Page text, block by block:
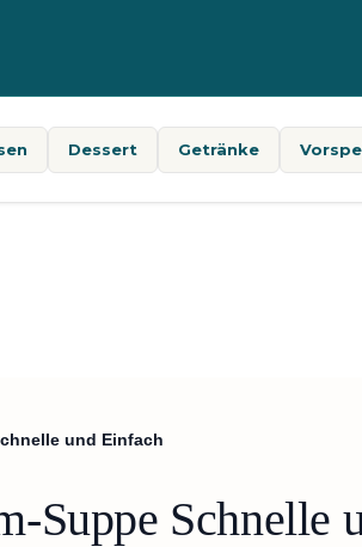
Dessert Getränke
und Einfach
Suppe Schnelle